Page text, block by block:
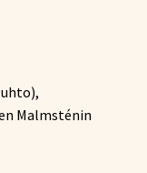
Malmsténin